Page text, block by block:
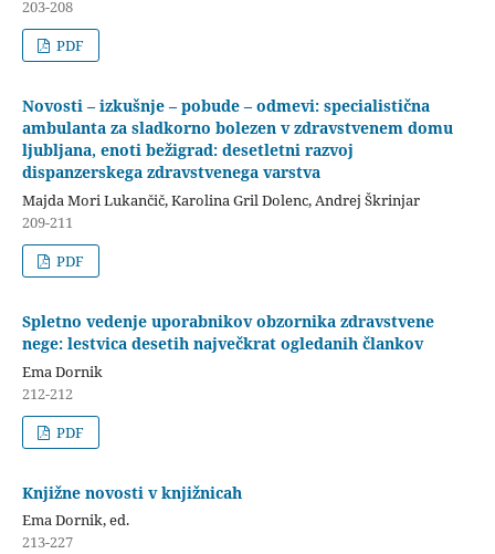
203-208
PDF
Novosti – izkušnje – pobude – odmevi: specialistična
ambulanta za sladkorno bolezen v zdravstvenem domu
ljubljana, enoti bežigrad: desetletni razvoj
dispanzerskega zdravstvenega varstva
Majda Mori Lukančič, Karolina Gril Dolenc, Andrej Škrinjar
209-211
PDF
Spletno vedenje uporabnikov obzornika zdravstvene
nege: lestvica desetih največkrat ogledanih člankov
Ema Dornik
212-212
PDF
Knjižne novosti v knjižnicah
Ema Dornik, ed.
213-227